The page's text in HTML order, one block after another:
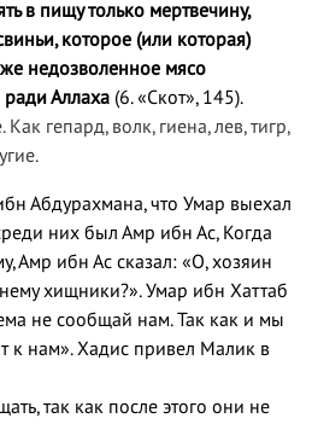
в пищу только мертвечину,
которое (или которая)
недозволенное мясо
Аллаха (6. «Скот», 145).
гепард, волк, гиена, лев, тигр,
Абдурахмана, что Умар выехал
них был Амр ибн Ас, Когда
Амр ибн Ас сказал: «О, хозяин
хищники?». Умар ибн Хаттаб
не сообщай нам. Так как и мы
к нам». Хадис привел Малик в
так как после этого они не